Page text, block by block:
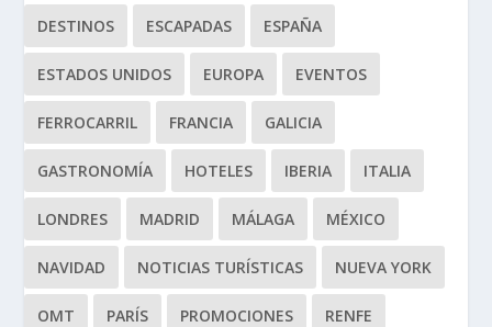
DESTINOS ESCAPADAS ESPAÑA
ESTADOS UNIDOS EUROPA EVENTOS
FERROCARRIL FRANCIA GALICIA
GASTRONOMÍA HOTELES IBERIA ITALIA
LONDRES MADRID MÁLAGA MÉXICO
NAVIDAD NOTICIAS TURÍSTICAS NUEVA YORK
OMT PARÍS PROMOCIONES RENFE